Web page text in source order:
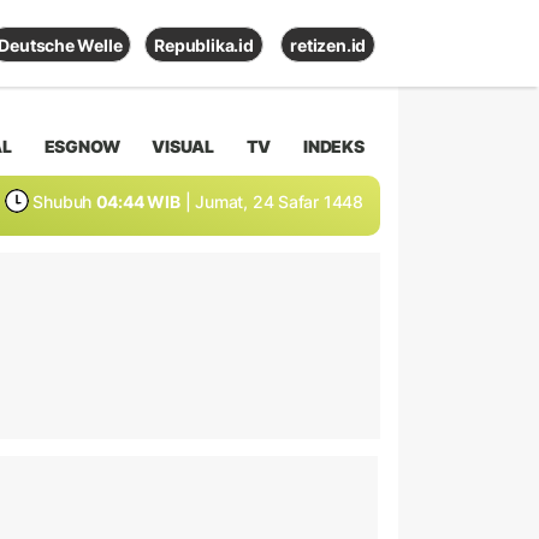
Deutsche Welle Republika.id retizen.id
ESGNOW VISUAL TV INDEKS
Shubuh 04:44 WIB | Jumat, 24 Safar 1448